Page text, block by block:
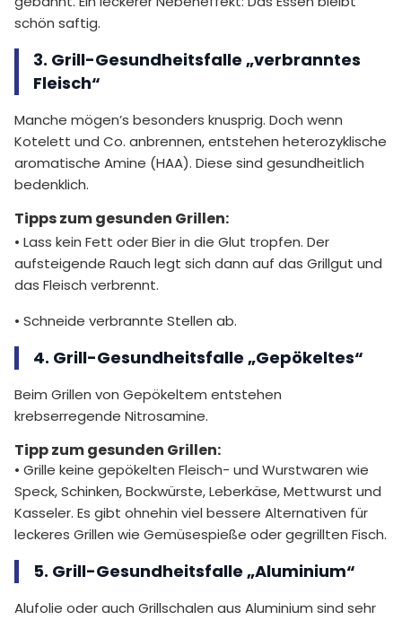
schön saftig.
3. Grill-Gesundheitsfalle „verbranntes
Fleisch“
Manche mögen’s besonders knusprig. Doch wenn
Kotelett und Co. anbrennen, entstehen heterozyklische
aromatische Amine (HAA). Diese sind gesundheitlich
bedenklich.
Tipps zum gesunden Grillen:
• Lass kein Fett oder Bier in die Glut tropfen. Der
aufsteigende Rauch legt sich dann auf das Grillgut und
das Fleisch verbrennt.
• Schneide verbrannte Stellen ab.
4. Grill-Gesundheitsfalle „Gepökeltes“
Beim Grillen von Gepökeltem entstehen
krebserregende Nitrosamine.
Tipp zum gesunden Grillen:
• Grille keine gepökelten Fleisch- und Wurstwaren wie
Speck, Schinken, Bockwürste, Leberkäse, Mettwurst und
Kasseler. Es gibt ohnehin viel bessere Alternativen für
leckeres Grillen wie Gemüsespieße oder gegrillten Fisch.
5. Grill-Gesundheitsfalle „Aluminium“
Alufolie oder auch Grillschalen aus Aluminium sind sehr